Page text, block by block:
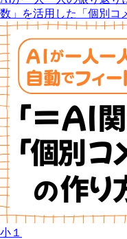
数」を活用した「個別コ
小１